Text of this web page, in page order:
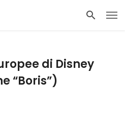
di Disney
“Boris”)